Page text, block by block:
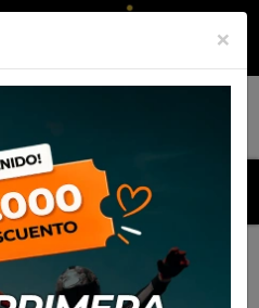
Para el piloto
2 Assya Kxk
×